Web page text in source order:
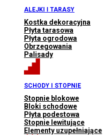
ALEJKI I TARASY
Kostka dekoracyjna
Płyta tarasowa
Płyta ogrodowa
Obrzegowania
Palisady
SCHODY I STOPNIE
Stopnie blokowe
Bloki schodowe
Płyta podestowa
Stopnie lewitujące
Elementy uzupełniające